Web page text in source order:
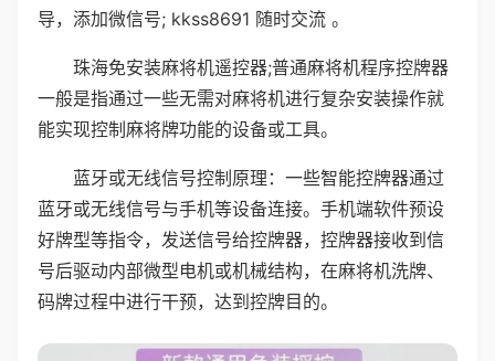
导，添加微信号; kkss8691 随时交流 。
珠海免安装麻将机遥控器;普通麻将机程序控牌器
一般是指通过一些无需对麻将机进行复杂安装操作就
能实现控制麻将牌功能的设备或工具。
蓝牙或无线信号控制原理：一些智能控牌器通过
蓝牙或无线信号与手机等设备连接。手机端软件预设
好牌型等指令，发送信号给控牌器，控牌器接收到信
号后驱动内部微型电机或机械结构，在麻将机洗牌、
码牌过程中进行干预，达到控牌目的。